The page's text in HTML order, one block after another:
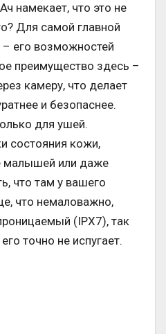
намекает, что это не
Для самой главной
его возможностей
преимущество здесь –
камеру, что делает
и безопаснее.
для ушей.
состояния кожи,
малышей или даже
что там у вашего
что немаловажно,
(IPX7), так
точно не испугает.